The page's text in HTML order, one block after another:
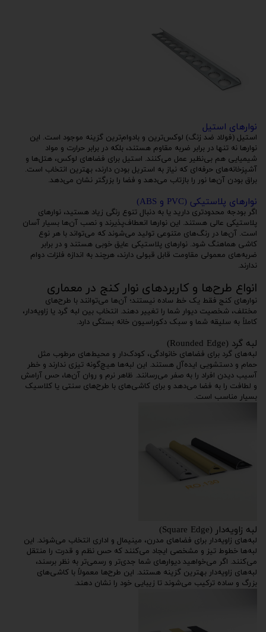
نوارهای استیل
استیل (فولاد ضد زنگ) لوکس‌ترین و بادوام‌ترین گزینه موجود است. این
نوارها نه تنها در برابر ضربه مقاوم هستند، بلکه در برابر حرارت و مواد
شیمیایی هم بی‌نظیر عمل می‌کنند. استیل برای فضاهای لوکس، هتل‌ها و
آشپزخانه‌های حرفه‌ای که نیاز به استریل بودن دارند، بهترین انتخاب است.
براق بودن آن‌ها نور را بازتاب می‌دهد و فضا را بزرگتر نشان می‌دهد.
نوارهای پلاستیکی (PVC و ABS)
اگر بودجه محدودتری دارید یا به دنبال تنوع رنگی زیاد هستید، نوارهای
پلاستیکی عالی هستند. این نوارها انعطاف‌پذیرند و نصب آن‌ها بسیار آسان
است. آن‌ها در رنگ‌های متنوعی تولید می‌شوند که می‌تواند با هر نوع
کاشی هماهنگ شود. نوارهای پلاستیکی عایق خوبی هستند و در برابر
ضربه‌های معمولی مقاومت قابل قبولی دارند، هرچند به اندازه فلزات دوام
ندارند.
انواع طرح‌ها و کاربردهای نوار کنج در معماری
نوارهای کنج فقط یک خط ساده نیستند؛ آن‌ها می‌توانند با طرح‌های
مختلف، شخصیت دیوار شما را تغییر دهند. انتخاب بین لبه گرد یا زاویه‌دار،
کاملاً به سلیقه شما و سبک دکوراسیون خانه بستگی دارد.
لبه گرد (Rounded Edge)
لبه‌های گرد برای فضاهای خانوادگی، کودک‌دار و محیط‌های مرطوب مثل
حمام و دستشویی ایده‌آل هستند. این لبه‌ها هیچ‌گونه تیزی ندارند و خطر
آسیب دیدن افراد را به صفر می‌رسانند. ظاهر نرم و روان آن‌ها، حس آرامش
و لطافت را به فضا می‌دهد و برای کاشی‌های با طرح‌های سنتی یا کلاسیک
بسیار مناسب است.
لبه زاویه‌دار (Square Edge)
لبه‌های زاویه‌دار برای فضاهای مدرن، مینیمال و اداری انتخاب می‌شوند. این
لبه‌ها خطوط تیز و مشخصی ایجاد می‌کنند که حس نظم و قدرت را منتقل
می‌کنند. اگر می‌خواهید دیوارهای شما جدی‌تر و رسمی‌تر به نظر برسند،
لبه‌های زاویه‌دار بهترین گزینه هستند. این طرح‌ها معمولاً با کاشی‌های
بزرگ و ساده ترکیب می‌شوند تا زیبایی خود را نشان دهند.